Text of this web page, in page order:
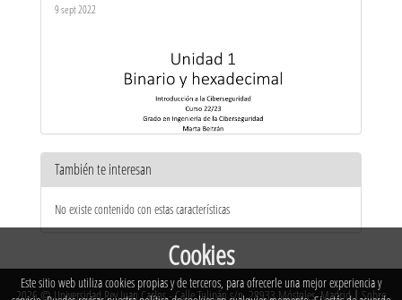
9 sept 2022
Introducción a la Ciberseguridad - Unidad 1: Binario y
hexadecimal
También te interesan
No existe contenido con estas características
2026 © Universidad Rey Juan Carlos - Calle Tulipán s/n. 28933 Móstoles. Madrid| Sobre
Cookies
Este sitio web utiliza cookies propias y de terceros, para ofrecerle una mejor experiencia y